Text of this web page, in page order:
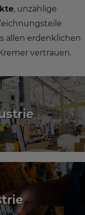
, unzählige
allen erdenklichen
vertrauen.